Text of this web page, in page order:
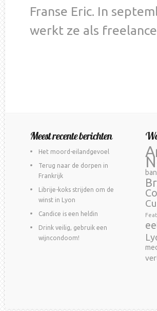
Franse Eric. In
werkt ze als
Meest recente berichten
Het moord-eilandgevoel
Terug naar de dorpen in
Frankrijk
Librije-koks strijden om de
winst in Lyon
Candice is een heldin
Drink veilig, gebruik een
wijncondoom!